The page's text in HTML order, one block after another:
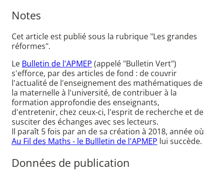
Notes
Cet article est publié sous la rubrique "Les grandes
réformes".
Le Bulletin de l'APMEP (appelé "Bulletin Vert")
s'efforce, par des articles de fond : de couvrir
l'actualité de l'enseignement des mathématiques de
la maternelle à l'université, de contribuer à la
formation approfondie des enseignants,
d'entretenir, chez ceux-ci, l'esprit de recherche et de
susciter des échanges avec ses lecteurs.
Il paraît 5 fois par an de sa création à 2018, année où
Au Fil des Maths - le Bullletin de l'APMEP lui succède.
Données de publication